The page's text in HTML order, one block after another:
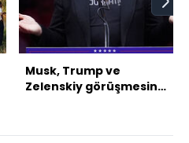
Musk, Trump ve
Zelenskiy görüşmesine